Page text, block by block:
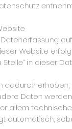
Website
Stelle“ in dieser
erhoben,
Daten
allem
automatisch,